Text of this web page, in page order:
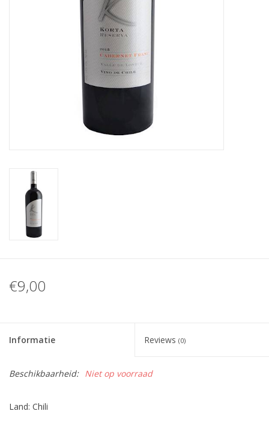
€9,00
Informatie Reviews (0)
Beschikbaarheid: Niet op voorraad
Land: Chili